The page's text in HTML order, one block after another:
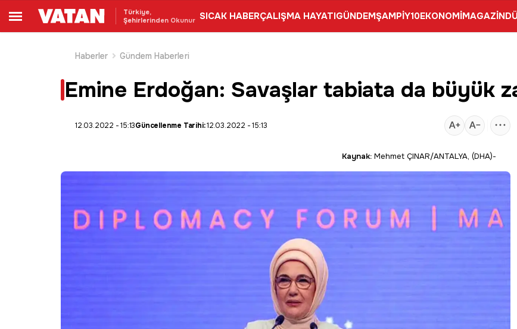
Türkiye,
Şehirlerinden Okunur SICAK HABERÇALIŞMA HAYATIGÜNDEMŞAMPİY10EKONOMİMAGAZİN
Haberler
Gündem Haberleri
Emine Erdoğan: Savaşlar tabiata da büyük
12.03.2022 - 15:13Güncellenme Tarihi:12.03.2022 - 15:13
Kaynak: Mehmet ÇINAR/ANTALYA, (DHA)-